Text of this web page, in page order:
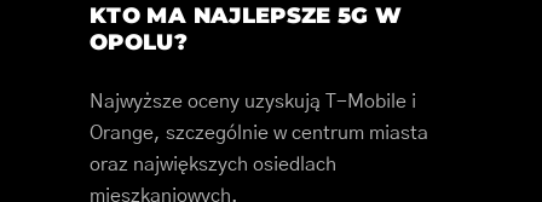
KTO MA NAJLEPSZE 5G W
OPOLU?
Najwyższe oceny uzyskują T-Mobile i
Orange, szczególnie w centrum miasta
oraz największych osiedlach
mieszkaniowych.